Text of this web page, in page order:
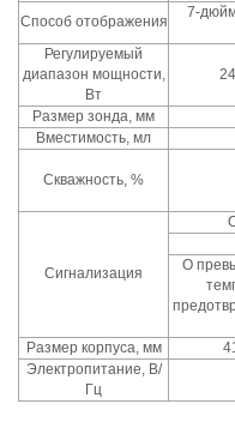
Способ отображения
7-
Регулируемый
диапазон мощности,
Вт
Размер зонда, мм
Вместимость, мл
Скважность, %
Сигнализация
О
Размер корпуса, мм
Электропитание, В/
Гц